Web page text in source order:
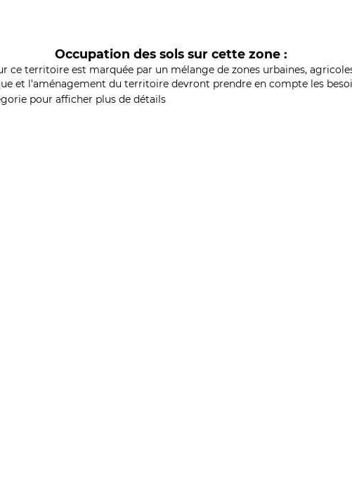
Occupation des sols sur cette zone :
ce territoire est marquée par un mélange de zones urbaines,
et l'aménagement du territoire devront prendre en compte les
pour afficher plus de détails